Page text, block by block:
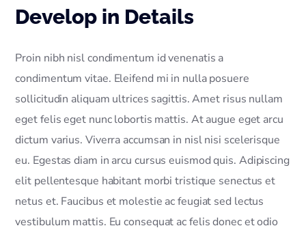
Develop in Details
Proin nibh nisl condimentum id venenatis a
condimentum vitae. Eleifend mi in nulla posuere
sollicitudin aliquam ultrices sagittis. Amet risus nullam
eget felis eget nunc lobortis mattis. At augue eget arcu
dictum varius. Viverra accumsan in nisl nisi scelerisque
eu. Egestas diam in arcu cursus euismod quis. Adipiscing
elit pellentesque habitant morbi tristique senectus et
netus et. Faucibus et molestie ac feugiat sed lectus
vestibulum mattis. Eu consequat ac felis donec et odio